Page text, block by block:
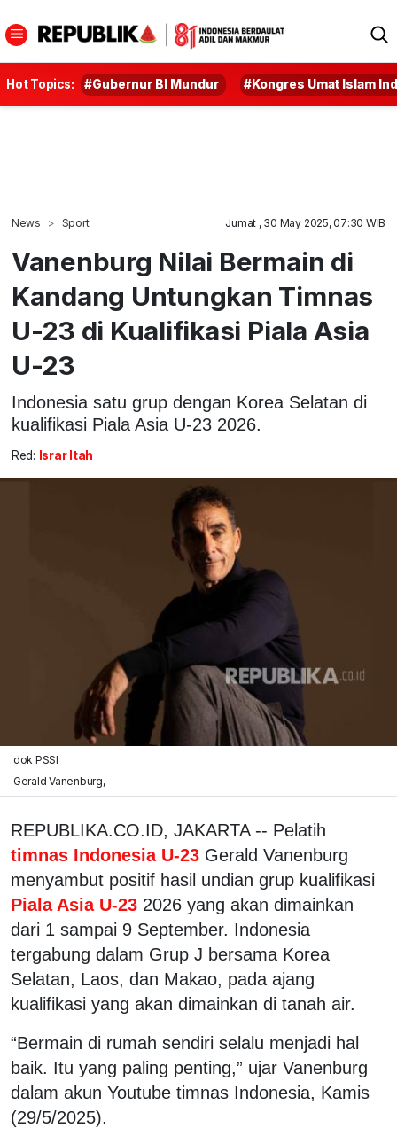
Hot Topics: #Gubernur BI Mundur #Kongres Umat Islam
News Sport Jumat , 30 May 2025, 07:30 WIB
Vanenburg Nilai Bermain di
Kandang Untungkan Timnas
U-23 di Kualifikasi Piala Asia
U-23
Indonesia satu grup dengan Korea Selatan di
kualifikasi Piala Asia U-23 2026.
Red: Israr Itah
dok PSSI
Gerald Vanenburg,
REPUBLIKA.CO.ID, JAKARTA -- Pelatih
timnas Indonesia U-23 Gerald Vanenburg
menyambut positif hasil undian grup kualifikasi
Piala Asia U-23 2026 yang akan dimainkan
dari 1 sampai 9 September. Indonesia
tergabung dalam Grup J bersama Korea
Selatan, Laos, dan Makao, pada ajang
kualifikasi yang akan dimainkan di tanah air.
“Bermain di rumah sendiri selalu menjadi hal
baik. Itu yang paling penting,” ujar Vanenburg
dalam akun Youtube timnas Indonesia, Kamis
(29/5/2025).